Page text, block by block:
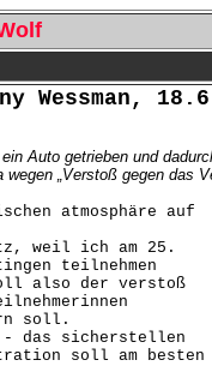
Wessman,
Auto getrieben und
„Verstoß gegen das
atmosphäre auf
weil ich am 25.
teilnehmen
also der verstoß
soll.
- das sicherstellen
soll am besten